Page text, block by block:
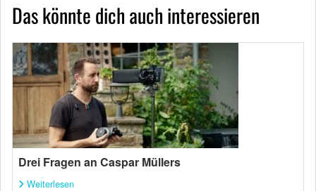
Das könnte dich auch interessieren
Drei Fragen an Caspar Müllers
Weiterlesen